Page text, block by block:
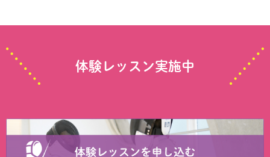
体験レッスン実施中